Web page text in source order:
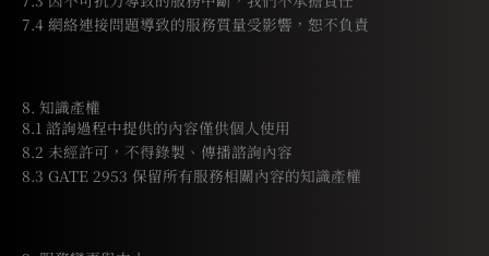
7.4 網絡連接問題導致的服務質量受影響，恕不負責
8. 知識產權
8.1 諮詢過程中提供的內容僅供個人使用
8.2 未經許可，不得錄製、傳播諮詢內容
8.3 GATE 2953 保留所有服務相關內容的知識產權